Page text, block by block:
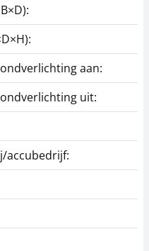
aan:
uit:
accubedrijf: